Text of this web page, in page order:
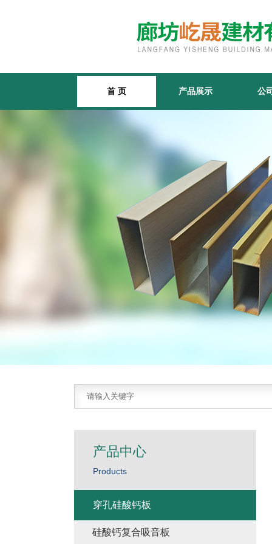
首 页 产品展示 公
产品中心
Products
穿孔硅酸钙板
硅酸钙复合吸音板